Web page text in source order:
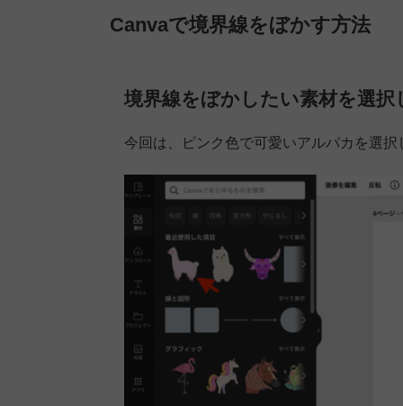
Canvaで境界線をぼかす方法
境界線をぼかしたい素材を選択
今回は、ピンク色で可愛いアルパカを選択